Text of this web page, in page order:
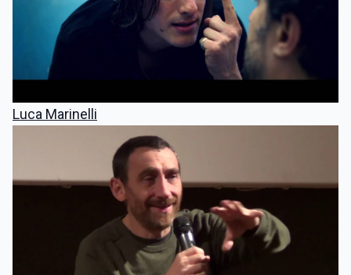
Luca Marinelli